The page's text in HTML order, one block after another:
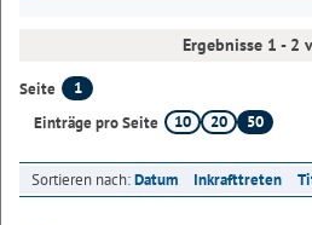
Ergebnisse 1 - 2
Seite
1
Einträge pro Seite
10 20 50
Sortieren nach:Datum Inkrafttreten